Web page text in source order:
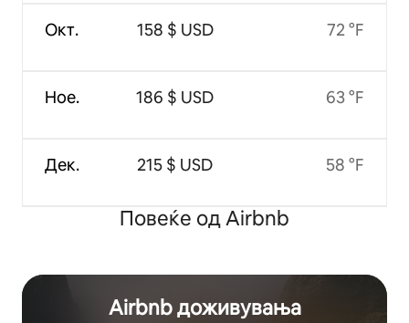
Окт.
Ное.
Дек.
158 $ USD
186 $ USD
215 $ USD
72 °F
63 °F
58 °F
Повеќе од Airbnb
Airbnb доживувања